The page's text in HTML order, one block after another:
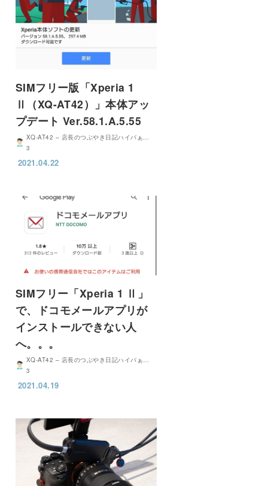
SIMフリー版「Xperia 1
Ⅱ（XQ-AT42）」本体アッ
プデート Ver.58.1.A.5.55
XQ-AT42 – 店長のつぶやき日記ハイパぁ…
3
2021.04.22
SIMフリー「Xperia 1 Ⅱ」
で、ドコモメールアプリが
インストールできない人
へ。。。
XQ-AT42 – 店長のつぶやき日記ハイパぁ…
3
2021.04.19